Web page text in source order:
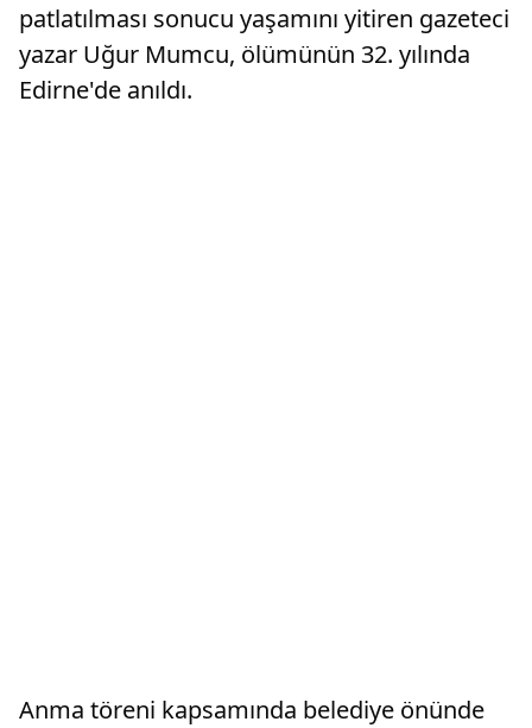
patlatılması sonucu yaşamını yitiren gazeteci
yazar Uğur Mumcu, ölümünün 32. yılında
Edirne'de anıldı.
Anma töreni kapsamında belediye önünde